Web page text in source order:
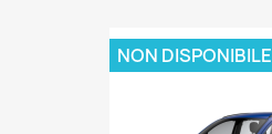
NON DISPONIBILE